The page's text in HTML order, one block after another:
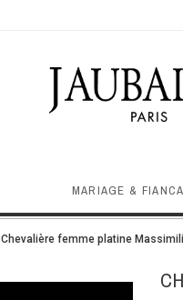
MARIAGE &
Chevalière femme platine